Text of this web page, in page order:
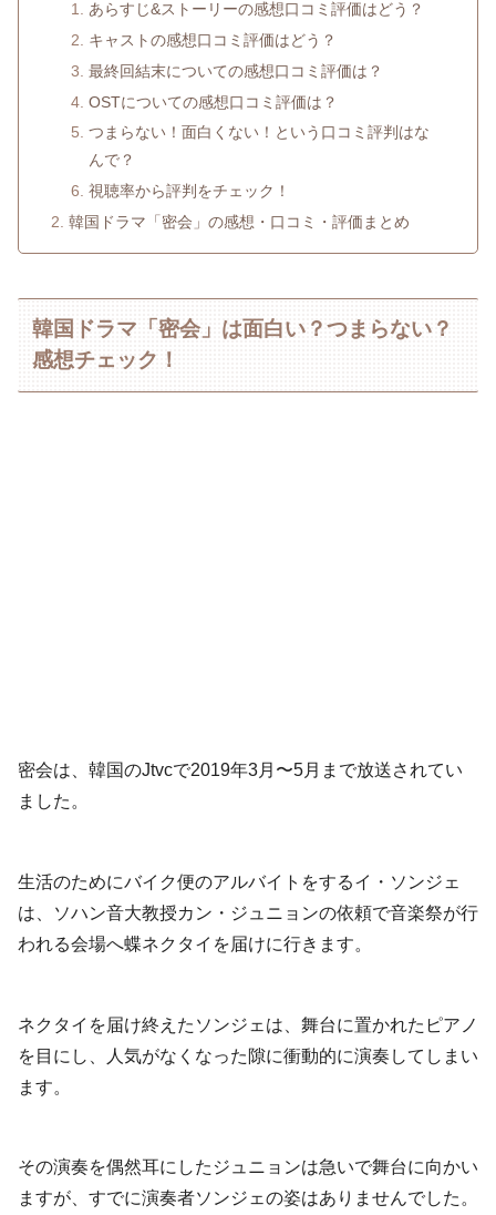
あらすじ&ストーリーの感想口コミ評価はどう？
キャストの感想口コミ評価はどう？
最終回結末についての感想口コミ評価は？
OSTについての感想口コミ評価は？
つまらない！面白くない！という口コミ評判はな
んで？
視聴率から評判をチェック！
韓国ドラマ「密会」の感想・口コミ・評価まとめ
韓国ドラマ「密会」は面白い？つまらない？
感想チェック！
密会は、韓国のJtvcで2019年3月〜5月まで放送されてい
ました。
生活のためにバイク便のアルバイトをするイ・ソンジェ
は、ソハン音大教授カン・ジュニョンの依頼で音楽祭が行
われる会場へ蝶ネクタイを届けに行きます。
ネクタイを届け終えたソンジェは、舞台に置かれたピアノ
を目にし、人気がなくなった隙に衝動的に演奏してしまい
ます。
その演奏を偶然耳にしたジュニョンは急いで舞台に向かい
ますが、すでに演奏者ソンジェの姿はありませんでした。